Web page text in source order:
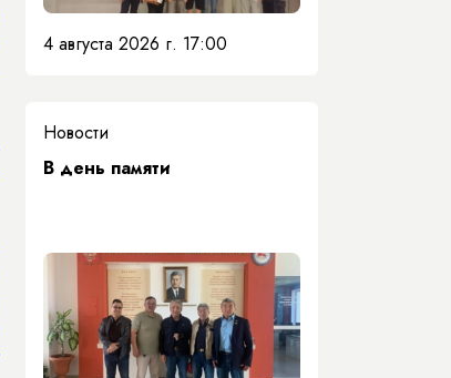
4 августа 2026 г. 17:00
Новости
​В день памяти